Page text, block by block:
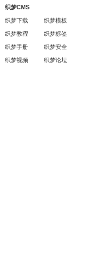
织梦CMS
织梦下载
织梦模板
织梦教程
织梦标签
织梦手册
织梦安全
织梦视频
织梦论坛